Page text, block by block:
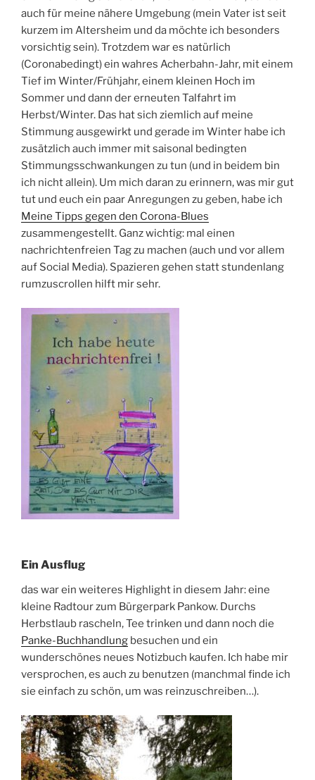
auch für meine nähere Umgebung (mein Vater ist seit
kurzem im Altersheim und da möchte ich besonders
vorsichtig sein). Trotzdem war es natürlich
(Coronabedingt) ein wahres Acherbahn-Jahr, mit einem
Tief im Winter/Frühjahr, einem kleinen Hoch im
Sommer und dann der erneuten Talfahrt im
Herbst/Winter. Das hat sich ziemlich auf meine
Stimmung ausgewirkt und gerade im Winter habe ich
zusätzlich auch immer mit saisonal bedingten
Stimmungsschwankungen zu tun (und in beidem bin
ich nicht allein). Um mich daran zu erinnern, was mir gut
tut und euch ein paar Anregungen zu geben, habe ich
Meine Tipps gegen den Corona-Blues
zusammengestellt. Ganz wichtig: mal einen
nachrichtenfreien Tag zu machen (auch und vor allem
auf Social Media). Spazieren gehen statt stundenlang
rumzuscrollen hilft mir sehr.
Ein Ausflug
das war ein weiteres Highlight in diesem Jahr: eine
kleine Radtour zum Bürgerpark Pankow. Durchs
Herbstlaub rascheln, Tee trinken und dann noch die
Panke-Buchhandlung besuchen und ein
wunderschönes neues Notizbuch kaufen. Ich habe mir
versprochen, es auch zu benutzen (manchmal finde ich
sie einfach zu schön, um was reinzuschreiben…).